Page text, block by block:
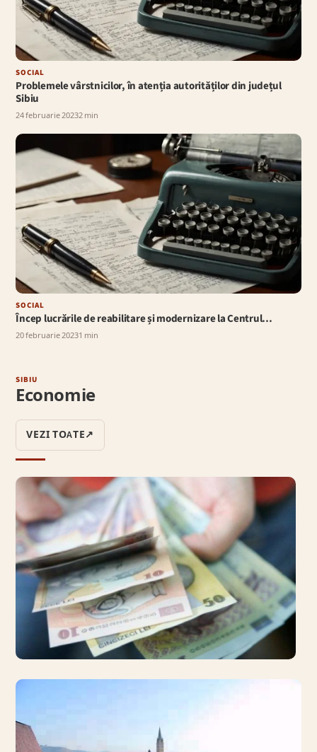
SOCIAL
Problemele vârstnicilor, în atenția autorităților din județul
Sibiu
24 februarie 20232 min
SOCIAL
Încep lucrările de reabilitare și modernizare la Centrul…
20 februarie 20231 min
SIBIU
Economie
VEZI TOATE↗
Bani pentru studiul de
ocolitoare…
5 octombrie 2023